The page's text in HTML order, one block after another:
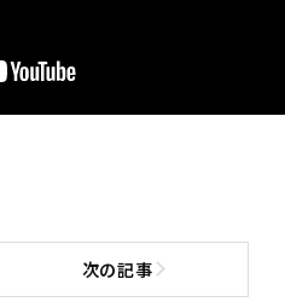
次の記事次の記事へ